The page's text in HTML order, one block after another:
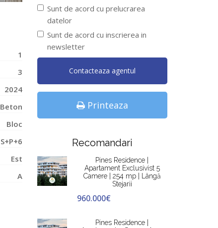
1
3
2024
Beton
Bloc
S+P+6
Est
A
Sunt de acord cu prelucrarea
datelor
Sunt de acord cu inscrierea in
newsletter
Printeaza
Recomandari
Pines Residence |
Apartament Exclusivist 5
Camere | 254 mp | Lângă
Stejarii
960.000€
Pines Residence |